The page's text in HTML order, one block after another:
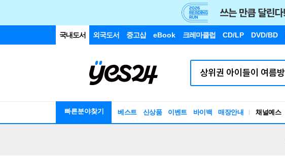
국내도서 외국도서 중고샵 eBook 크레마클럽 CD/LP DVD/BD
빠른분야찾기 베스트 신상품 이벤트 바이백 매장안내 채널예스